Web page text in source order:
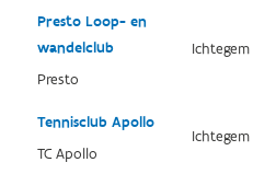
Presto Loop- en
wandelclub
Presto
Ichtegem
Tennisclub Apollo
TC Apollo
Ichtegem